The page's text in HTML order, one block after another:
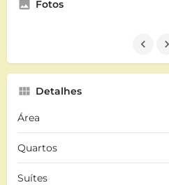
Fotos
Detalhes
Área
Quartos
Suítes